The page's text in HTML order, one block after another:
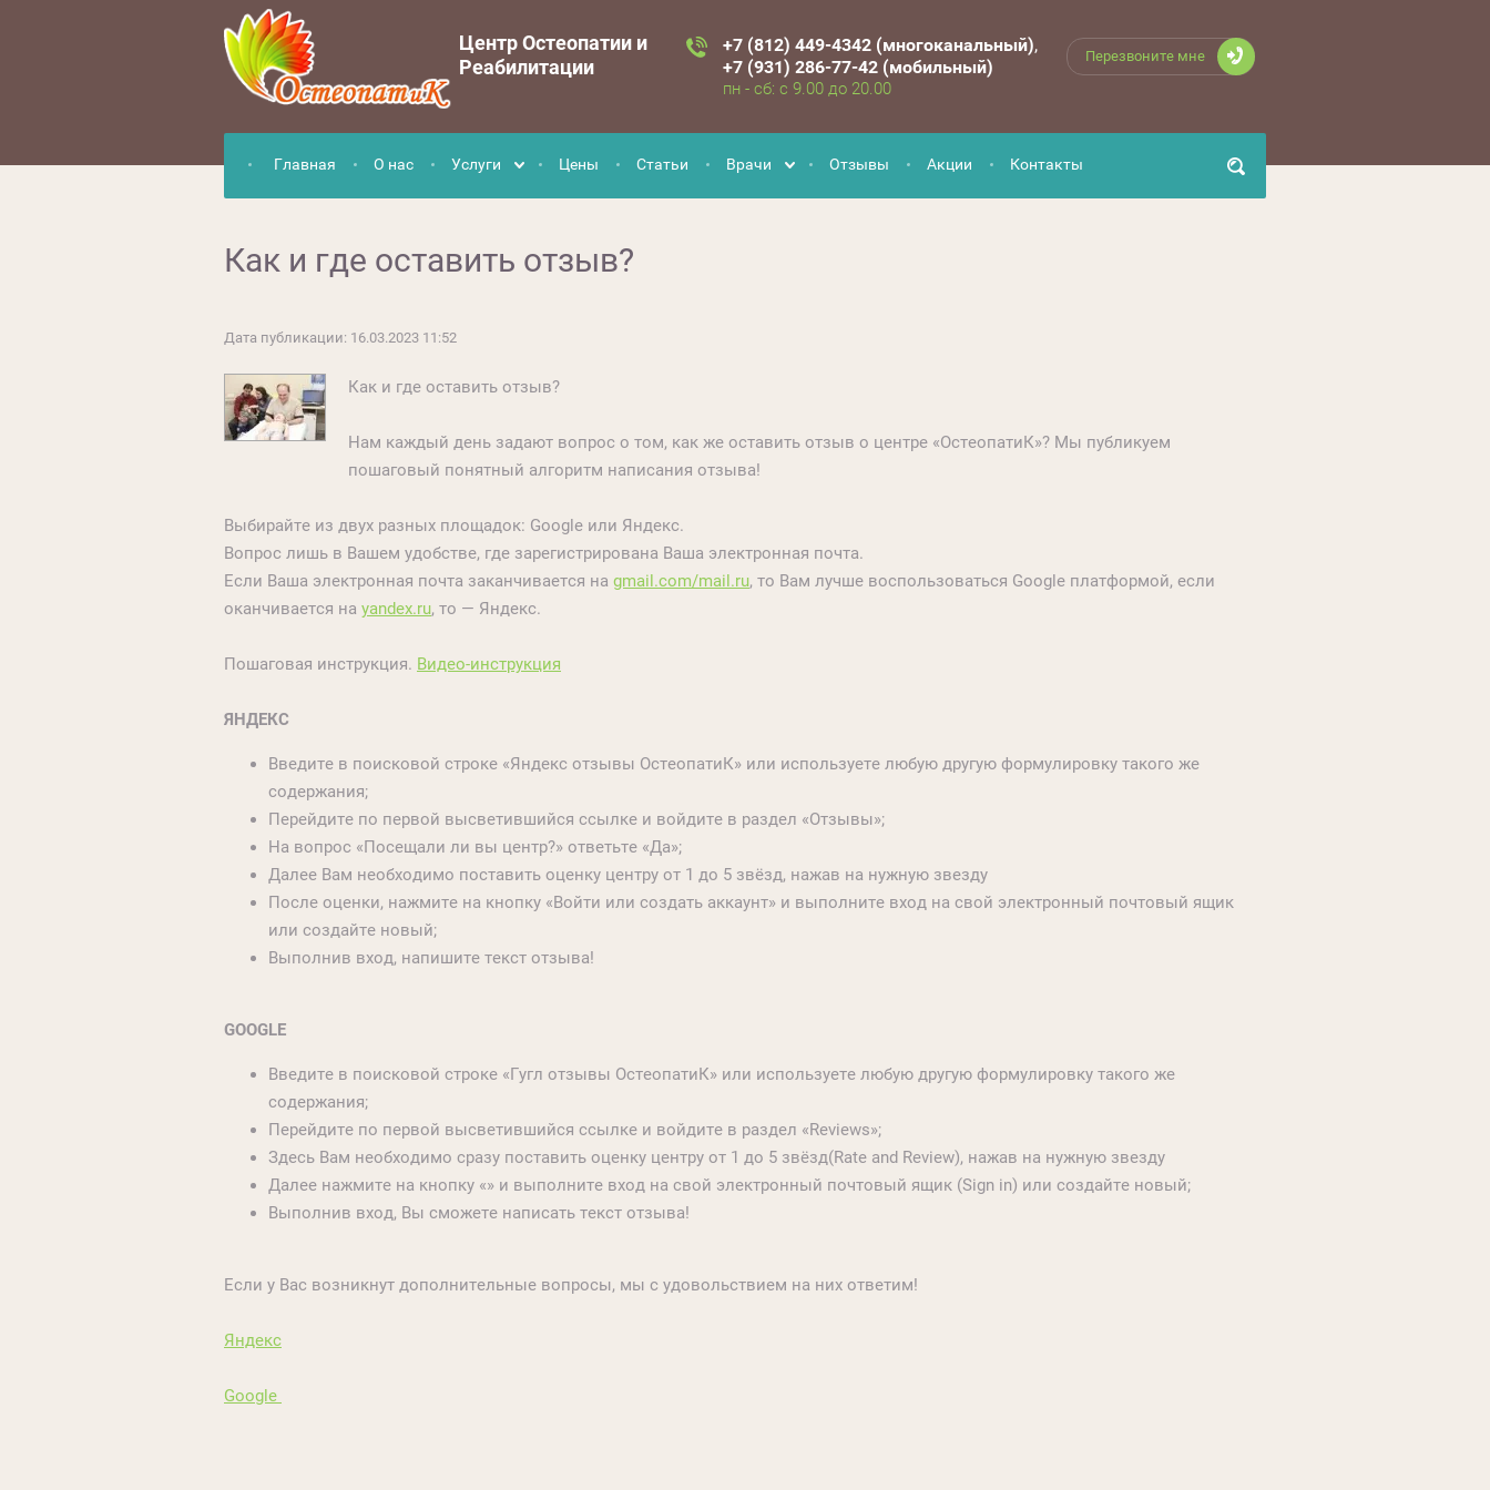
Центр Остеопатии и
Реабилитации
Перезвоните мне
+7 (812) 449-4342 (многоканальный)
+7 (931) 286-77-42 (мобильный)
пн - сб: с 9.00 до 20.00
Главная О нас Услуги Цены Статьи Врачи Отзывы Акции Контакты
Как и где оставить отзыв?
Дата публикации: 16.03.2023 11:52
Как и где оставить отзыв?
Нам каждый день задают вопрос о том, как же оставить отзыв о центре «ОстеопатиК»? Мы публикуем
пошаговый понятный алгоритм написания отзыва!
Выбирайте из двух разных площадок: Google или Яндекс.
Вопрос лишь в Вашем удобстве, где зарегистрирована Ваша электронная почта.
Если Ваша электронная почта заканчивается на gmail.com/mail.ru, то Вам лучше воспользоваться Google платформой, если
оканчивается на yandex.ru, то — Яндекс.
Пошаговая инструкция. Видео-инструкция
ЯНДЕКС
Введите в поисковой строке «Яндекс отзывы ОстеопатиК» или используете любую другую формулировку такого же
содержания;
Перейдите по первой высветившийся ссылке и войдите в раздел «Отзывы»;
На вопрос «Посещали ли вы центр?» ответьте «Да»;
Далее Вам необходимо поставить оценку центру от 1 до 5 звёзд, нажав на нужную звезду
После оценки, нажмите на кнопку «Войти или создать аккаунт» и выполните вход на свой электронный почтовый ящик
или создайте новый;
Выполнив вход, напишите текст отзыва!
GOOGLE
Введите в поисковой строке «Гугл отзывы ОстеопатиК» или используете любую другую формулировку такого же
содержания;
Перейдите по первой высветившийся ссылке и войдите в раздел «Reviews»;
Здесь Вам необходимо сразу поставить оценку центру от 1 до 5 звёзд(Rate and Review), нажав на нужную звезду
Далее нажмите на кнопку «» и выполните вход на свой электронный почтовый ящик (Sign in) или создайте новый;
Выполнив вход, Вы сможете написать текст отзыва!
Если у Вас возникнут дополнительные вопросы, мы с удовольствием на них ответим!
Яндекс
Google